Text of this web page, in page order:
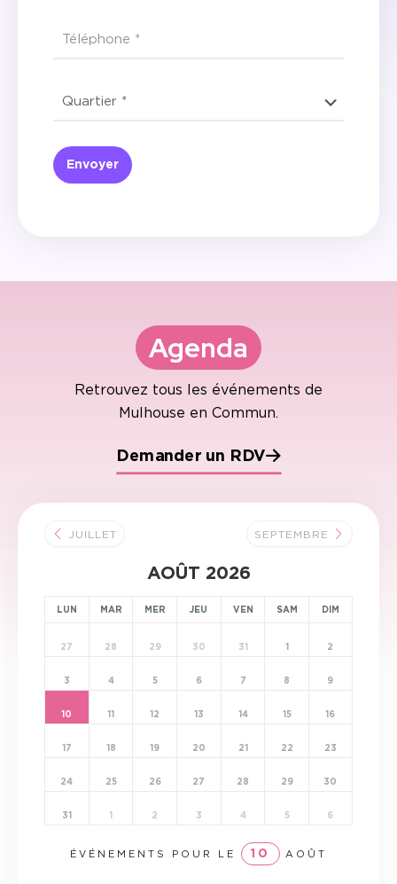
Agenda
Retrouvez tous les événements de
Mulhouse en Commun.
Demander un RDV
JUILLET
AOÛT 2026
SEPTEMBRE
LUN MAR MER JEU VEN SAM DIM
27 28 29 30 31 1 2
3 4 5 6 7 8 9
10 11 12 13 14 15 16
17 18 19 20 21 22 23
24 25 26 27 28 29 30
31 1 2 3 4 5 6
ÉVÉNEMENTS POUR LE 10 AOÛT